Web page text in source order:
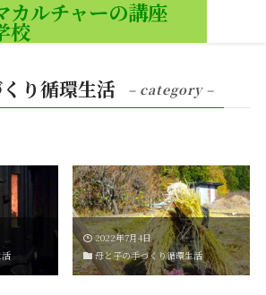
カルチャーの講座
校
り循環生活 – category –
2022年7月4日
母と子の手づくり循環生活